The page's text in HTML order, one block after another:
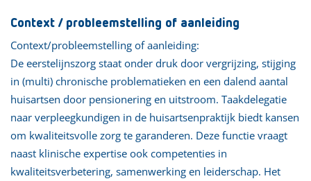
Context / probleemstelling of aanleiding
Context/probleemstelling of aanleiding:
De eerstelijnszorg staat onder druk door vergrijzing, stijging
in (multi) chronische problematieken en een dalend aantal
huisartsen door pensionering en uitstroom. Taakdelegatie
naar verpleegkundigen in de huisartsenpraktijk biedt kansen
om kwaliteitsvolle zorg te garanderen. Deze functie vraagt
naast klinische expertise ook competenties in
kwaliteitsverbetering, samenwerking en leiderschap. Het